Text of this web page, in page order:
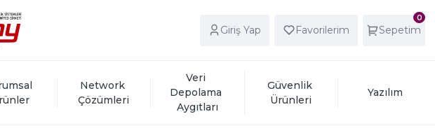
Giriş Yap Favorilerim
0
Sepetim
Network
Çözümleri
Veri
Depolama
Aygıtları
Güvenlik
Ürünleri
Yazılım